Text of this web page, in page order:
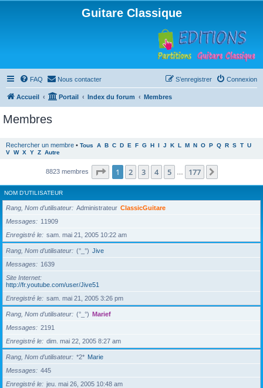
Guitare Classique
FAQ Nous contacter Connexion
S’enregistrer
Accueil Portail Index du forum Membres
Membres
Rechercher un membre • Tous A B C D E F G H I J K L M N O P Q R S T U
V W X Y Z Autre
8823 membres Page 1sur177
1 2 3 4 5 177
NOM D’UTILISATEUR
Rang, Nom d’utilisateur Administrateur ClassicGuitare
Messages
11909
Enregistré le
sam. mai 21, 2005 10:22 am
Rang, Nom d’utilisateur (°_°) Jive
Messages
1639
Site Internet
http://fr.youtube.com/user/Jive51
Enregistré le
sam. mai 21, 2005 3:26 pm
Rang, Nom d’utilisateur (°_°) Marief
Messages
2191
Enregistré le
dim. mai 22, 2005 8:27 am
Rang, Nom d’utilisateur *2* Marie
Messages
445
Enregistré le
jeu. mai 26, 2005 10:48 am